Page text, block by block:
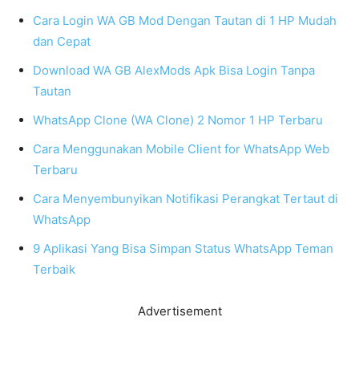
Cara Login WA GB Mod Dengan Tautan di 1 HP Mudah
dan Cepat
Download WA GB AlexMods Apk Bisa Login Tanpa
Tautan
WhatsApp Clone (WA Clone) 2 Nomor 1 HP Terbaru
Cara Menggunakan Mobile Client for WhatsApp Web
Terbaru
Cara Menyembunyikan Notifikasi Perangkat Tertaut di
WhatsApp
9 Aplikasi Yang Bisa Simpan Status WhatsApp Teman
Terbaik
Advertisement